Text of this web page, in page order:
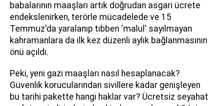
babalarının maaşları artık doğrudan asgari ücrete
endekslenirken, terörle mücadelede ve 15
Temmuz'da yaralanıp tıbben 'malul' sayılmayan
kahramanlara da ilk kez düzenli aylık bağlanmasının
önü açıldı.
Peki, yeni gazi maaşları nasıl hesaplanacak?
Güvenlik korucularından sivillere kadar genişleyen
bu tarihi pakette hangi haklar var? Ücretsiz seyahat